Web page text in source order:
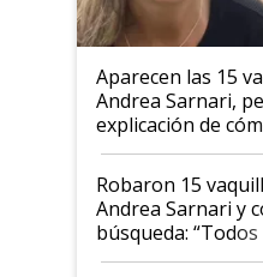
Aparecen las 15
Andrea Sarnari,
explicación de
Robaron 15
Andrea Sarnari y
búsqueda: “Todos
toca a algún